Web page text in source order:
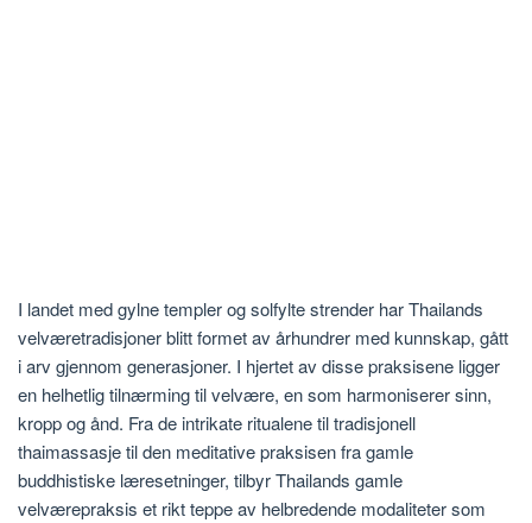
I landet med gylne templer og solfylte strender har Thailands
velværetradisjoner blitt formet av århundrer med kunnskap, gått
i arv gjennom generasjoner. I hjertet av disse praksisene ligger
en helhetlig tilnærming til velvære, en som harmoniserer sinn,
kropp og ånd. Fra de intrikate ritualene til tradisjonell
thaimassasje til den meditative praksisen fra gamle
buddhistiske læresetninger, tilbyr Thailands gamle
velværepraksis et rikt teppe av helbredende modaliteter som